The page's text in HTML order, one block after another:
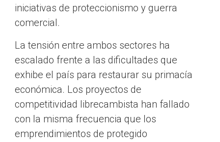
iniciativas de proteccionismo y guerra
comercial.
La tensión entre ambos sectores ha
escalado frente a las dificultades que
exhibe el país para restaurar su primacía
económica. Los proyectos de
competitividad librecambista han fallado
con la misma frecuencia que los
emprendimientos de protegido